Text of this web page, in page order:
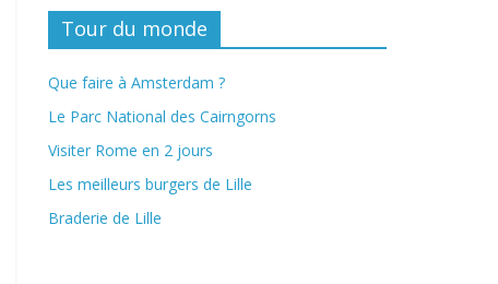
Tour du monde
Que faire à Amsterdam ?
Le Parc National des Cairngorns
Visiter Rome en 2 jours
Les meilleurs burgers de Lille
Braderie de Lille